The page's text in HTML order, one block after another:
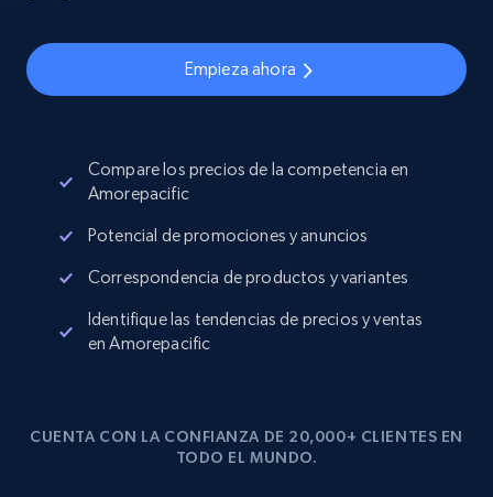
Empieza ahora
Compare los precios de la competencia en
Amorepacific
Potencial de promociones y anuncios
Correspondencia de productos y variantes
Identifique las tendencias de precios y ventas
en Amorepacific
CUENTA CON LA CONFIANZA DE 20,000+ CLIENTES EN
TODO EL MUNDO.